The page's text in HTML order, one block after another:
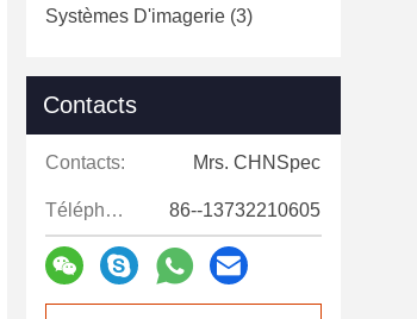
Systèmes D'imagerie (3)
Contacts
Contacts: Mrs. CHNSpec
Téléphone: 86--13732210605